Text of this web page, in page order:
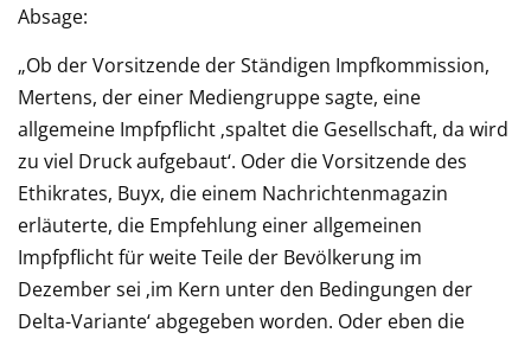
Absage:
„Ob der Vorsitzende der Ständigen Impfkommission,
Mertens, der einer Mediengruppe sagte, eine
allgemeine Impfpflicht ‚spaltet die Gesellschaft, da wird
zu viel Druck aufgebaut‘. Oder die Vorsitzende des
Ethikrates, Buyx, die einem Nachrichtenmagazin
erläuterte, die Empfehlung einer allgemeinen
Impfpflicht für weite Teile der Bevölkerung im
Dezember sei ‚im Kern unter den Bedingungen der
Delta-Variante‘ abgegeben worden. Oder eben die